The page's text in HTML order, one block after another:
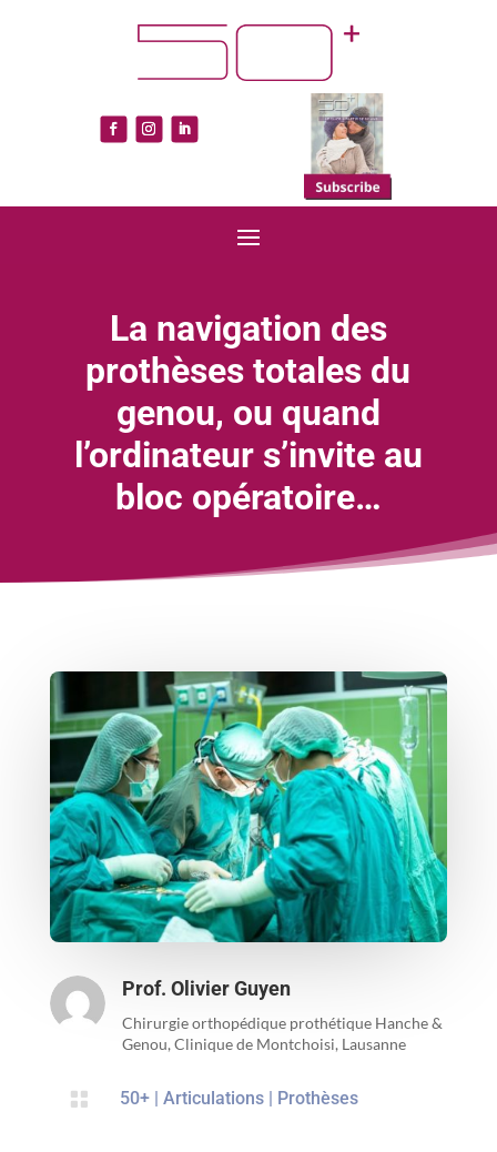
La navigation des
prothèses totales du
genou, ou quand
l’ordinateur s’invite au
bloc opératoire…
Prof. Olivier Guyen
Chirurgie orthopédique prothétique Hanche &
Genou, Clinique de Montchoisi, Lausanne
 50+| Articulations| Prothèses